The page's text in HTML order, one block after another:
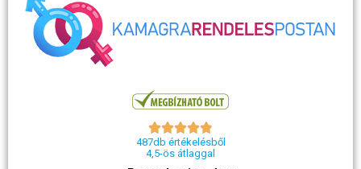

487db értékelésből
4,5-ös átlaggal